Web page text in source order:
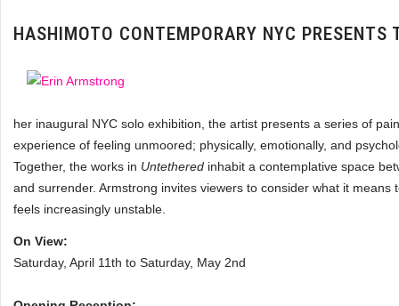
HASHIMOTO CONTEMPORARY NYC PRESENTS
her inaugural NYC solo exhibition, the artist presents a series of
experience of feeling unmoored; physically, emotionally, and
Together, the works in Untethered inhabit a contemplative space
and surrender. Armstrong invites viewers to consider what it
feels increasingly unstable.
On View:
Saturday, April 11th to Saturday, May 2nd